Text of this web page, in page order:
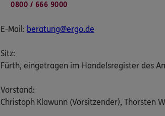
0800 / 666 9000
E-Mail: beratung@ergo.de
Sitz:
Fürth, eingetragen im Handelsregister des
Vorstand:
Christoph Klawunn (Vorsitzender), Thorsten